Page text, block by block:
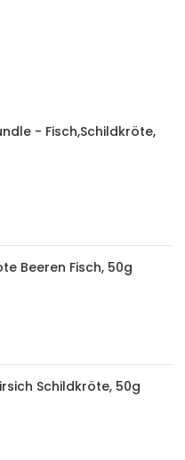
- Fisch,Schildkröte,
Beeren Fisch, 50g
Schildkröte, 50g